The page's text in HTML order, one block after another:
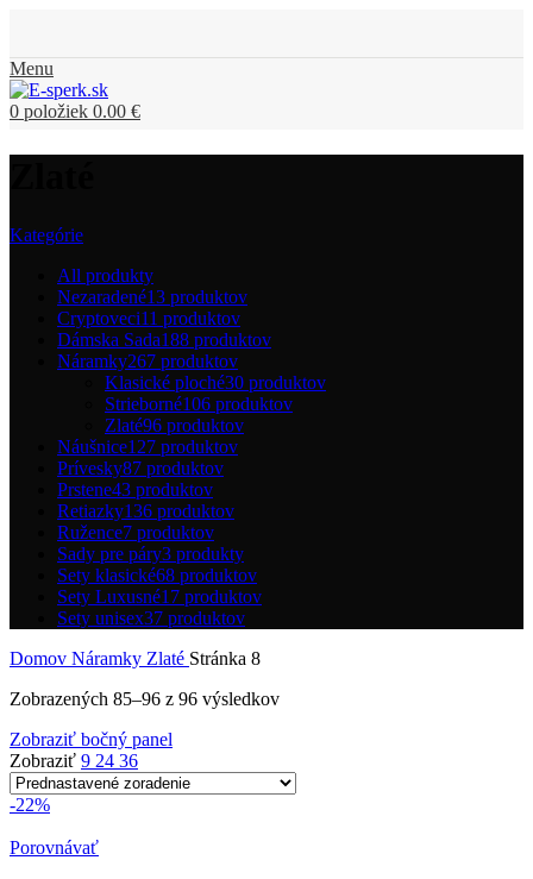
Menu
0 položiek 0.00 €
Kategórie
All produkty
Nezaradené13 produktov
Cryptoveci11 produktov
Dámska Sada188 produktov
Náramky267 produktov
Klasické ploché30 produktov
Strieborné106 produktov
Zlaté96 produktov
Náušnice127 produktov
Prívesky87 produktov
Prstene43 produktov
Retiazky136 produktov
Ružence7 produktov
Sady pre páry3 produkty
Sety klasické68 produktov
Sety Luxusné17 produktov
Sety unisex37 produktov
Domov Náramky Zlaté Stránka 8
Zobrazených 85–96 z 96 výsledkov
Zobraziť bočný panel
Zobraziť 9 24 36
-22%
Porovnávať